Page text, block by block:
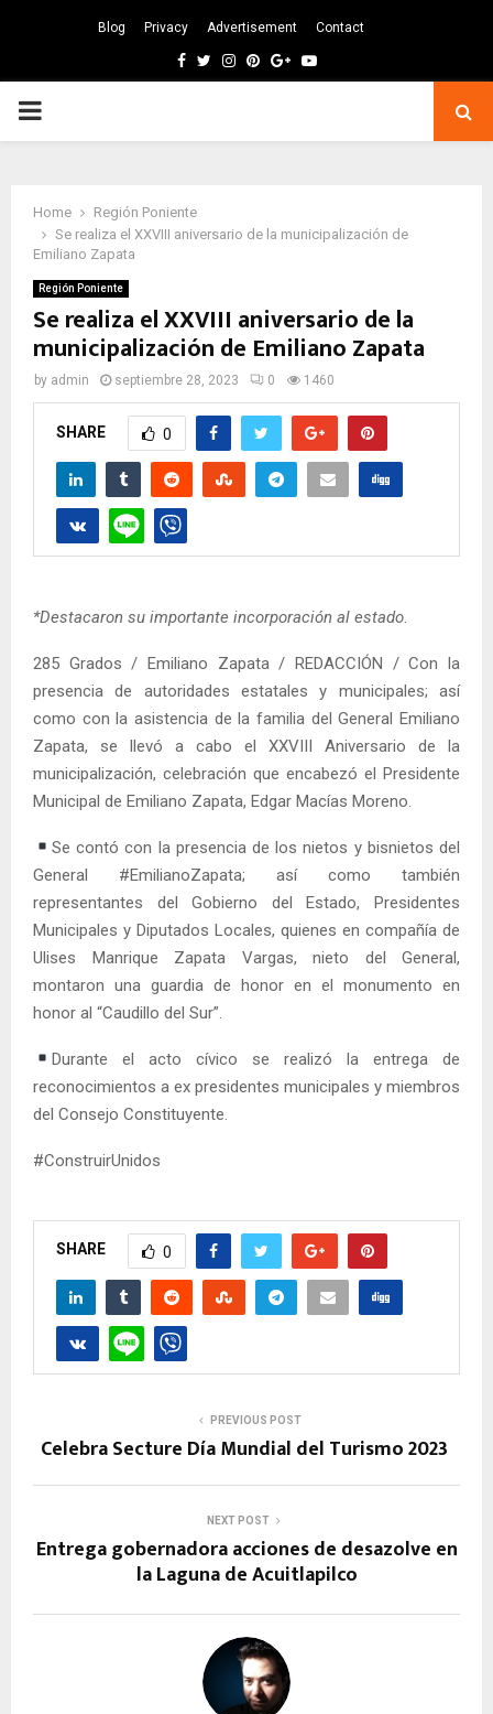
Blog Privacy Advertisement Contact
Facebook
TwitterInstagram
Pinterest
GoogleYoutube
PRIMARY
Home
Región Poniente
Se realiza el XXVIII aniversario de la municipalización de
Emiliano Zapata
Región Poniente
Se realiza el XXVIII aniversario de la
municipalización de Emiliano Zapata
by admin septiembre 28, 2023 0 1460
SHARE 0
*Destacaron su importante incorporación al estado
285 Grados / Emiliano Zapata / REDACCIÓN / Con la
presencia de autoridades estatales y municipales; así
como con la asistencia de la familia del General Emiliano
Zapata, se llevó a cabo el XXVIII Aniversario de la
municipalización, celebración que encabezó el Presidente
Municipal de Emiliano Zapata, Edgar Macías Moreno.
Se contó con la presencia de los nietos y bisnietos del
General #EmilianoZapata; así como también
representantes del Gobierno del Estado, Presidentes
Municipales y Diputados Locales, quienes en compañía de
Ulises Manrique Zapata Vargas, nieto del General,
montaron una guardia de honor en el monumento en
honor al “Caudillo del Sur”.
Durante el acto cívico se realizó la entrega de
reconocimientos a ex presidentes municipales y miembros
del Consejo Constituyente.
#ConstruirUnidos
SHARE 0
PREVIOUS POST
Celebra Secture Día Mundial del Turismo 2023
NEXT POST
Entrega gobernadora acciones de desazolve en
la Laguna de Acuitlapilco